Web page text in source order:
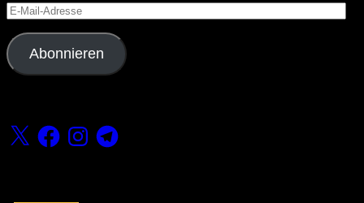
E-
Mail-
Adresse
Abonnieren
X FacebookInstagramTelegram